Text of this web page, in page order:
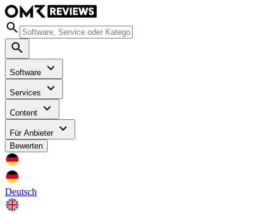
Software
Services
Content
Für Anbieter
Bewerten
Deutsch